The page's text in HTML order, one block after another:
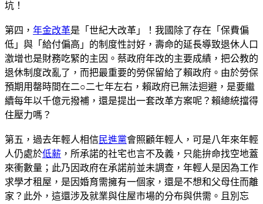
坑！
第四， 年金改革是「世紀大改革」！我國除了存在「保費偏
低」與「給付偏高」的制度性討好，壽命的延長導致退休人口
激增也是財務吃緊的主因。蔡政府年改的主要成績，把公教的
退休制度改亂了，而把最重要的勞保留給了賴政府。由於勞保
預期用罄時間在二○二七年左右，賴政府已無法迴避，是要繼
續每年以千億元撥補，還是提出一套改革方案呢？賴總統擋得
住壓力嗎？
第五，過去年輕人相信民進黨會照顧年輕人，可是八年來年輕
人仍處於低薪 ，所承諾的社宅也言不及義，只能拚命找空地蓋
來衝數量；此乃因政府在承諾前並未調查，年輕人是因為工作
求學才租屋，是因婚育需擁有一個家，還是不想和父母住而離
家？此外，這還涉及就業與住屋市場的分布與供需。且別忘